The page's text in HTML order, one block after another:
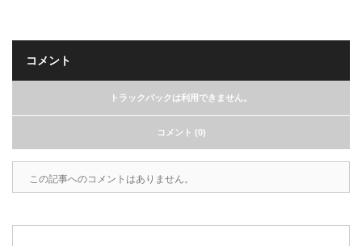
コメント
トラックバックは利用できません。
コメント (0)
この記事へのコメントはありません。